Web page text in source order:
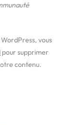
vous
pour supprimer
contenu.